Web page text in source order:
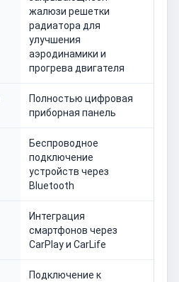
жалюзи решетки
радиатора для
улучшения
аэродинамики и
прогрева двигателя
Полностью цифровая
приборная панель
Беспроводное
подключение
устройств через
Bluetooth
Интеграция
смартфонов через
CarPlay и CarLife
Подключение к